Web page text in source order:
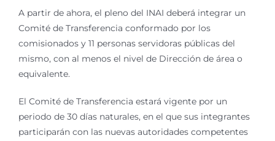
A partir de ahora, el pleno del INAI deberá integrar un
Comité de Transferencia conformado por los
comisionados y 11 personas servidoras públicas del
mismo, con al menos el nivel de Dirección de área o
equivalente.
El Comité de Transferencia estará vigente por un
periodo de 30 días naturales, en el que sus integrantes
participarán con las nuevas autoridades competentes